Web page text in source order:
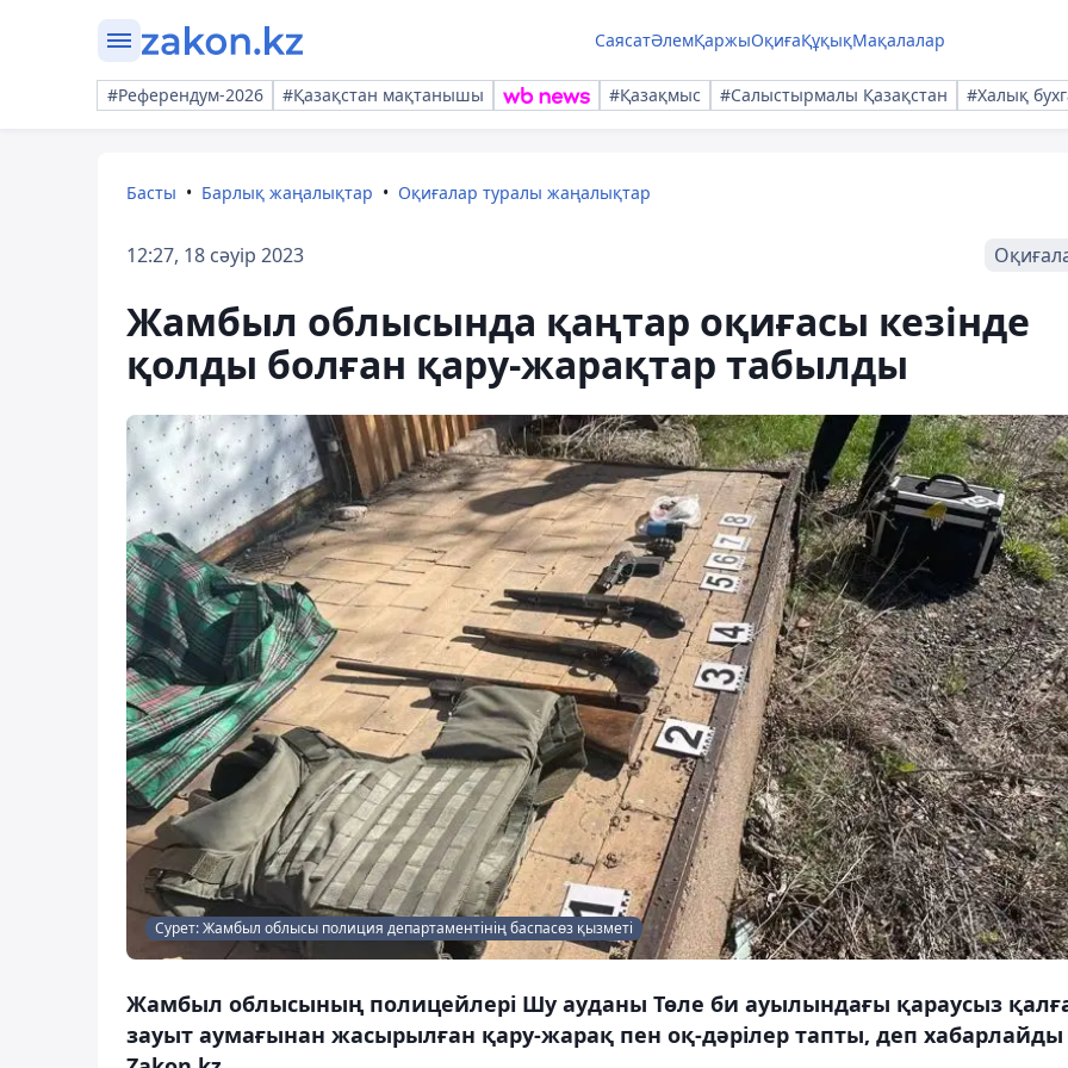
СаясатӘлемҚаржыОқиғаҚұқықМақалалар
#Референдум-2026 #Қазақстан мақтанышы #Қазақмыс #Салыстырмалы Қазақстан #Халық
Басты Барлық жаңалықтар Оқиғалар туралы жаңалықтар
12:27, 18 сәуір 2023
Жамбыл облысында қаңтар оқиғасы кезінде
қолды болған қару-жарақтар табылды
Сурет: Жамбыл облысы полиция департаментінің баспасөз қызметі
Жамбыл облысының полицейлері Шу ауданы Төле би ауылындағы қараусыз
зауыт аумағынан жасырылған қару-жарақ пен оқ-дәрілер тапты, деп хабарлайды